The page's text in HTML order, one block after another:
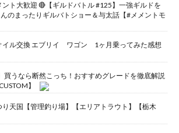
ト大歓迎 🔴【ギルドバトル #125】一強ギルドを
のまったりギルバトショー＆与太話【#メメントモ
イル交換 エブリイ ワゴン 1ヶ月乗ってみた感想
買うなら断然こっち！おすすめグレードを徹底解説
】
天国【管理釣り場】【エリアトラウト】【栃木